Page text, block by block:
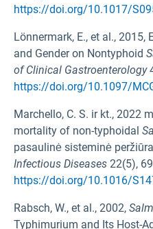
https://doi.org/10.1017/
Lönnermark, E., et al.,
and Gender on Nontyphoid
of Clinical Gastroenterology
https://doi.org/10.1097/
Marchello, C. S. ir kt., 2022
mortality of non-typhoidal
pasaulinė sisteminė
Infectious Diseases 22(5),
https://doi.org/10.1016/
Rabsch, W., et al., 2002,
Typhimurium and Its Host-